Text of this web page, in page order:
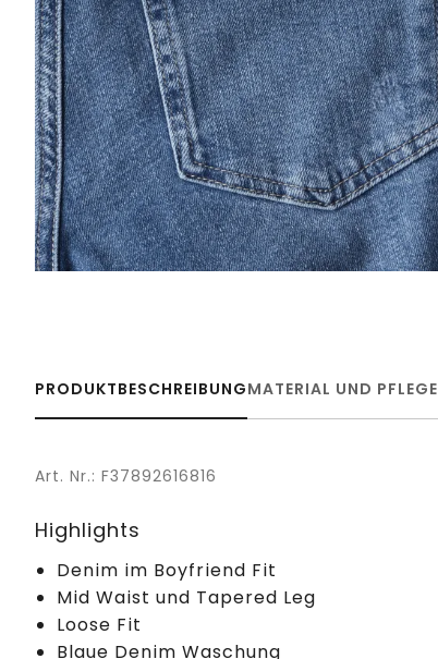
PRODUKTBESCHREIBUNGMATERIAL UND PFLEGE
Art. Nr.: F37892616816
Highlights
Denim im Boyfriend Fit
Mid Waist und Tapered Leg
Loose Fit
Blaue Denim Waschung